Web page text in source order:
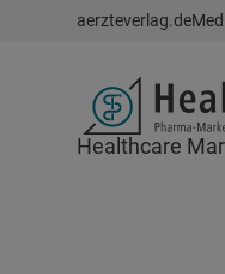
Schnellzugriff
aerzteverlag.de
Header
Healthcare